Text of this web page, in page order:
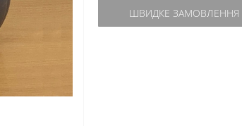
ШВИДКЕ ЗАМОВЛЕННЯ